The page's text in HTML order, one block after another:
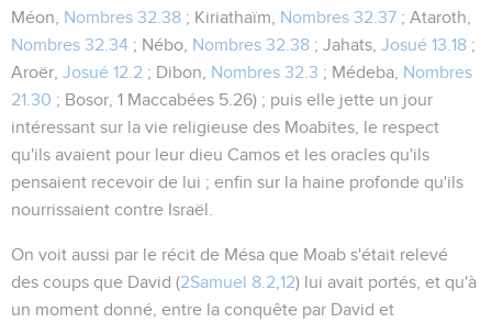
Méon, Nombres 32.38 ; Kiriathaïm, Nombres 32.37 ; Ataroth,
Nombres 32.34 ; Nébo, Nombres 32.38 ; Jahats, Josué 13.18 ;
Aroër, Josué 12.2 ; Dibon, Nombres 32.3 ; Médeba, Nombres
21.30 ; Bosor, 1 Maccabées 5.26) ; puis elle jette un jour
intéressant sur la vie religieuse des Moabites, le respect
qu'ils avaient pour leur dieu Camos et les oracles qu'ils
pensaient recevoir de lui ; enfin sur la haine profonde qu'ils
nourrissaient contre Israël.
On voit aussi par le récit de Mésa que Moab s'était relevé
des coups que David (2Samuel 8.2 12) lui avait portés, et qu'à
un moment donné, entre la conquête par David et